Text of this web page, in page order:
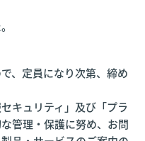
、定員になり次第、締め
キュリティ」及び「プラ
管理・保護に努め、お問